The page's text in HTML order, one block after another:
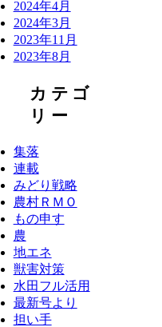
2024年4月
2024年3月
2023年11月
2023年8月
カテゴ
リー
集落
連載
みどり戦略
農村ＲＭＯ
もの申す
農
地エネ
獣害対策
水田フル活用
最新号より
担い手